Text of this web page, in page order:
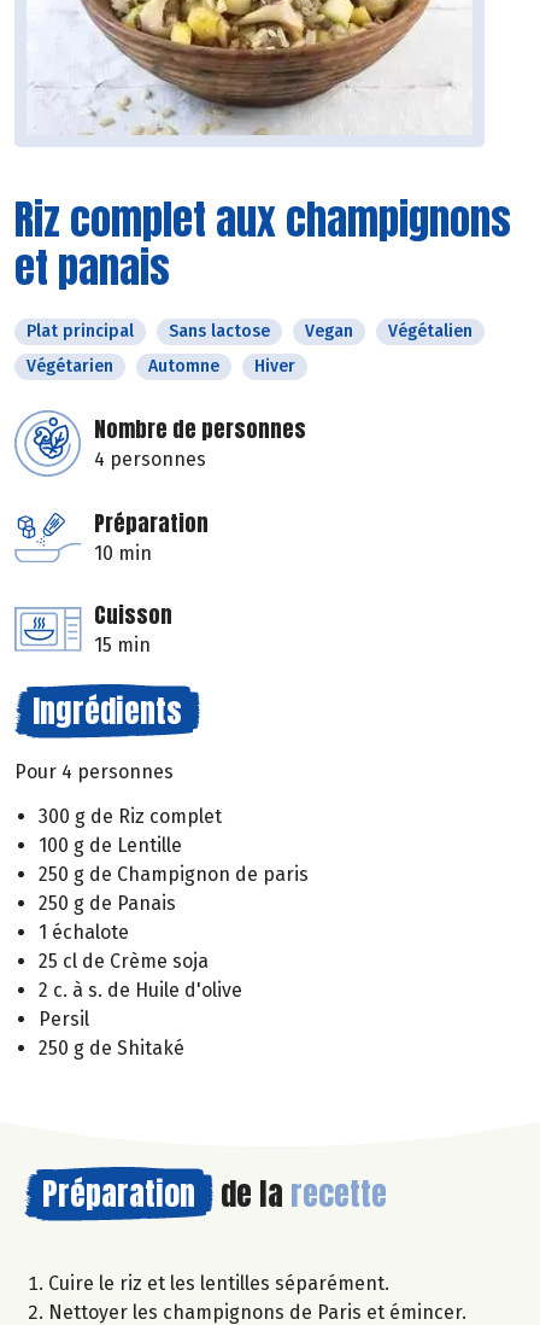
Riz complet aux champignons
et panais
Plat principal Sans lactose Vegan
Végétalien
Végétarien
Automne Hiver
Nombre de personnes
4 personnes
Préparation
10 min
Cuisson
15 min
Ingrédients
Pour 4 personnes
300 g de Riz complet
100 g de Lentille
250 g de Champignon de paris
250 g de Panais
1 échalote
25 cl de Crème soja
2 c. à s. de Huile d'olive
Persil
250 g de Shitaké
Préparation de la recette
Cuire le riz et les lentilles séparément.
Nettoyer les champignons de Paris et émincer.